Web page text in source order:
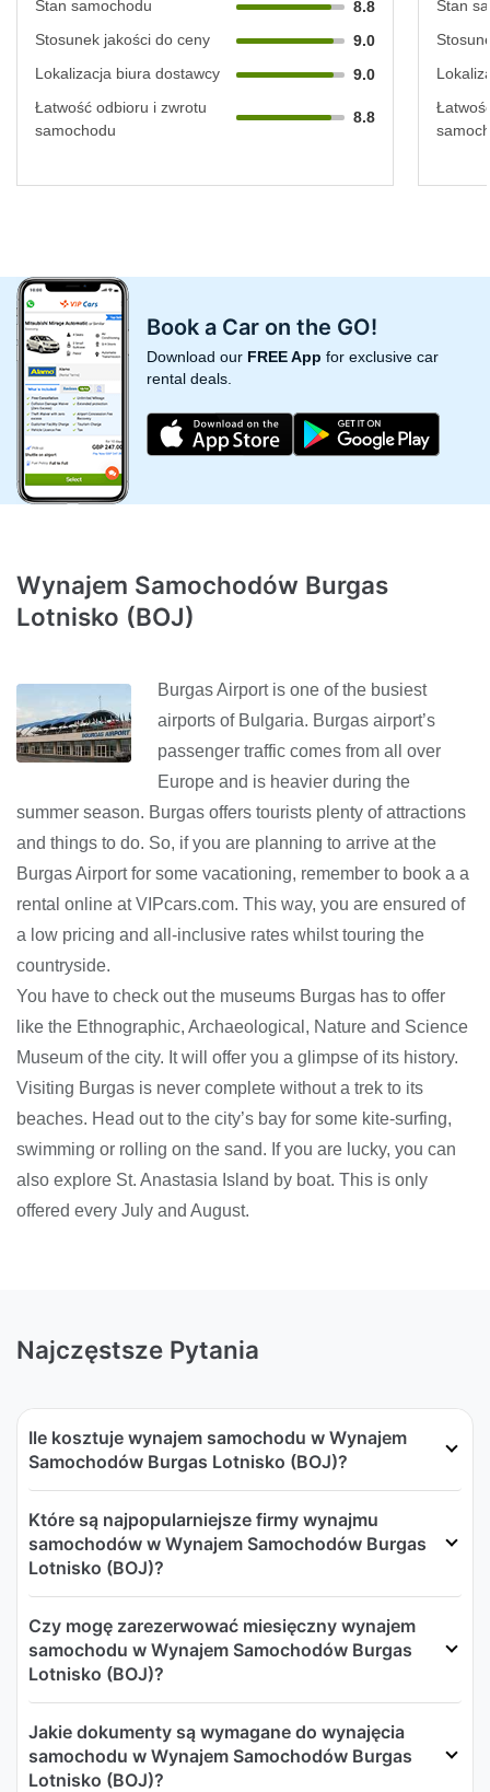
Stan samochodu
8.8
Stosunek jakości do ceny
9.0
Lokalizacja biura dostawcy
9.0
Łatwość odbioru i zwrotu
samochodu
8.8
Stan
Book a Car on the GO!
Download our FREE App for exclusive car
rental deals.
Wynajem Samochodów Burgas
Lotnisko (BOJ)
Burgas Airport is one of the busiest
airports of Bulgaria. Burgas airport’s
passenger traffic comes from all over
Europe and is heavier during the
summer season. Burgas offers tourists plenty of attractions
and things to do. So, if you are planning to arrive at the
Burgas Airport for some vacationing, remember to book a a
rental online at VIPcars.com. This way, you are ensured of
a low pricing and all-inclusive rates whilst touring the
countryside.
You have to check out the museums Burgas has to offer
like the Ethnographic, Archaeological, Nature and Science
Museum of the city. It will offer you a glimpse of its history.
Visiting Burgas is never complete without a trek to its
beaches. Head out to the city’s bay for some kite-surfing,
swimming or rolling on the sand. If you are lucky, you can
also explore St. Anastasia Island by boat. This is only
offered every July and August.
Najczęstsze Pytania
Ile kosztuje wynajem samochodu w Wynajem
Samochodów Burgas Lotnisko (BOJ)?
Które są najpopularniejsze firmy wynajmu
samochodów w Wynajem Samochodów Burgas
Lotnisko (BOJ)?
Czy mogę zarezerwować miesięczny wynajem
samochodu w Wynajem Samochodów Burgas
Lotnisko (BOJ)?
Jakie dokumenty są wymagane do wynajęcia
samochodu w Wynajem Samochodów Burgas
Lotnisko (BOJ)?